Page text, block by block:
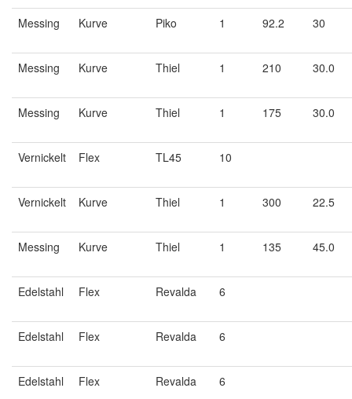
Messing Kurve Piko 1 92.2 30
Messing Kurve Thiel 1 210 30.0
Messing Kurve Thiel 1 175 30.0
Vernickelt Flex TL45 10
Vernickelt Kurve Thiel 1 300 22.5
Messing Kurve Thiel 1 135 45.0
Edelstahl Flex Revalda 6
Edelstahl Flex Revalda 6
Edelstahl Flex Revalda 6